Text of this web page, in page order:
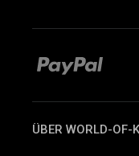
ÜBER WORLD-OF-